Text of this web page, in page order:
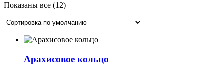
Показаны все (12)
Арахисовое кольцо